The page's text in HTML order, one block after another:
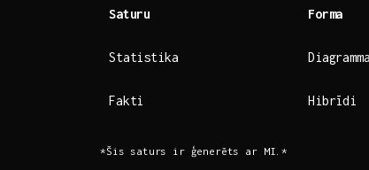
Saturu Forma
Statistika
Fakti Hibrīdi
*Šis ‌saturs ir ģenerēts ar MI.*